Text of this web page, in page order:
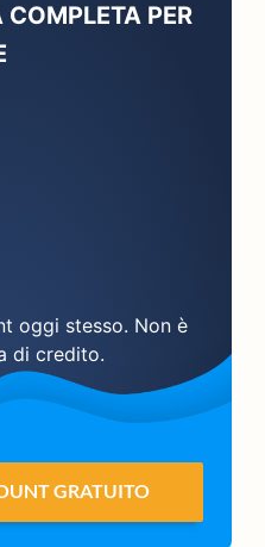
PER
oggi stesso. Non è
di credito.
GRATUITO